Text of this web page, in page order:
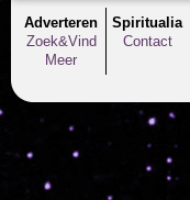
Adverteren
Zoek&Vind
Meer
Spiritualia
Contact